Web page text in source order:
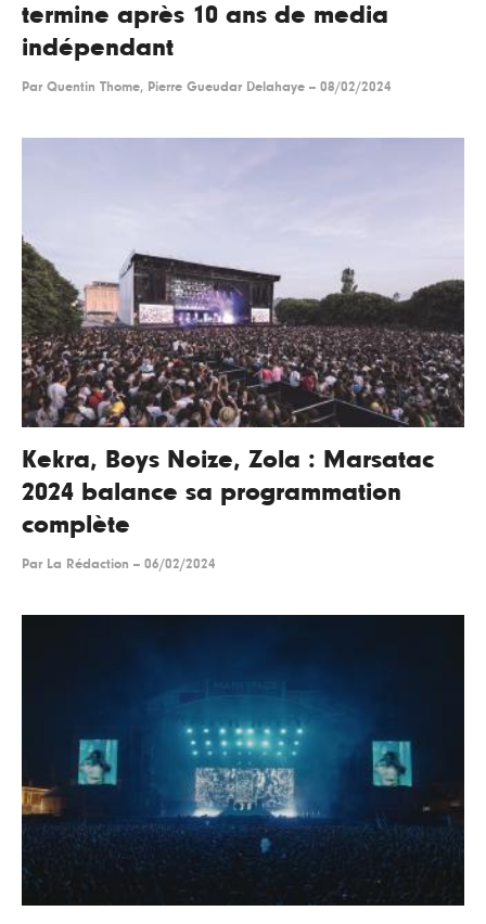
termine après 10 ans de media
indépendant
Par Quentin Thome, Pierre Gueudar Delahaye -- 08/02/2024
Kekra, Boys Noize, Zola : Marsatac
2024 balance sa programmation
complète
Par La Rédaction -- 06/02/2024